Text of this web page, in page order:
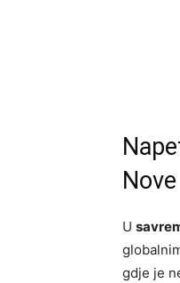
U
gdje je